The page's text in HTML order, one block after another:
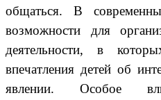
общаться. В
возможности для
деятельности, в
впечатления детей об
явлении. Особое